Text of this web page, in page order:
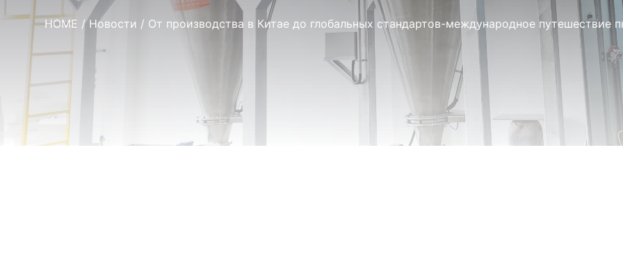
HOME /Новости / От производства в Китае до глобальных стандартов-международное путешествие